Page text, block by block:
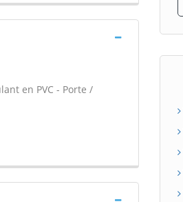
en PVC - Porte /